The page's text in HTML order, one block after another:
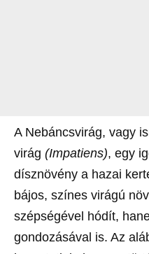
A Nebáncsvirág, vagy
virág (Impatiens), egy
dísznövény a hazai
bájos, színes virágú
szépségével hódít,
gondozásával is. Az